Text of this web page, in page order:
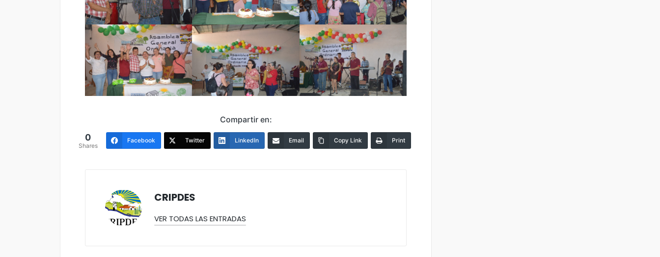
Compartir en:
0
Shares
Facebook Twitter LinkedIn Email Copy Link Print
CRIPDES
VER TODAS LAS ENTRADAS